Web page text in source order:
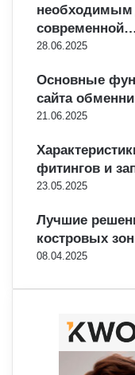
необходимым
современной…
28.06.2025
Основные
сайта
21.06.2025
фитингов и
23.05.2025
Лучшие
костровых
08.04.2025